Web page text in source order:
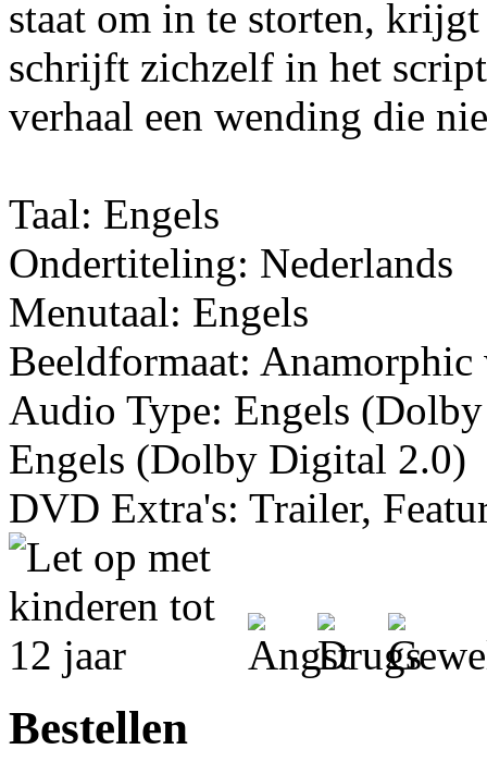
staat om in te storten,
schrijft zichzelf in het
verhaal een wending die
Taal: Engels
Ondertiteling: Nederlands
Menutaal: Engels
Beeldformaat: Anamorphic
Audio Type: Engels
Engels (Dolby Digital 2.0)
DVD Extra's: Trailer,
Bestellen